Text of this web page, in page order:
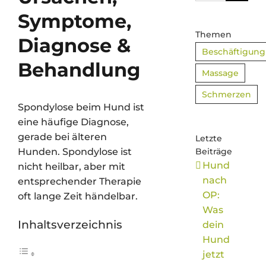
Symptome,
Diagnose &
Behandlung
Spondylose beim Hund ist
eine häufige Diagnose,
gerade bei älteren
Hunden. Spondylose ist
nicht heilbar, aber mit
entsprechender Therapie
oft lange Zeit händelbar.
Inhaltsverzeichnis
Themen
Beschäftigung
Massage
Schmerzen
Letzte
Beiträge
Hund
nach
OP:
Was
dein
Hund
jetzt